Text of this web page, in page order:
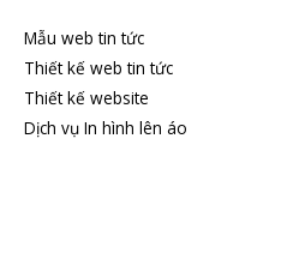
Mẫu web tin tức
Thiết kế web tin tức
Thiết kế website
Dịch vụ In hình lên áo